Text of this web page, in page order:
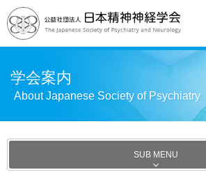
学会案内
About Japanese Society of Psychiatry
SUB MENU